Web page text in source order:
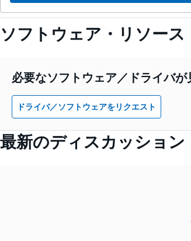
ソフトウェア・リソース
必要なソフトウェア／ドライバが
ドライバ／ソフトウェアをリクエスト
最新のディスカッション